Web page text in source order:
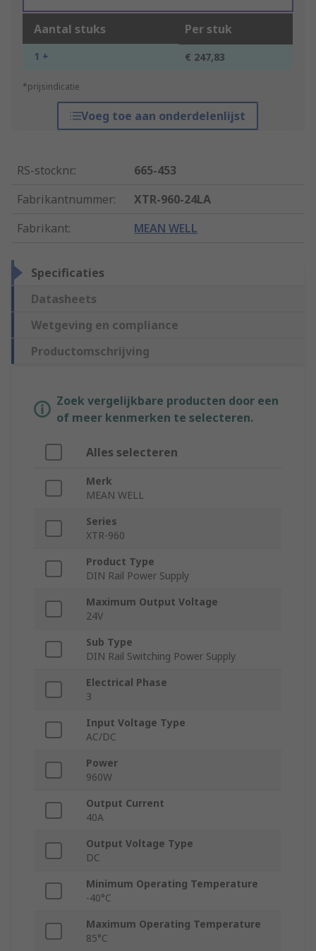
Aantal stuks Per stuk
1 + € 247,83
*prijsindicatie
Voeg toe aan onderdelenlijst
RS-stocknr.:
665-453
Fabrikantnummer:
XTR-960-24LA
Fabrikant: MEAN WELL
Specificaties
Datasheets
Wetgeving en compliance
Productomschrijving
Zoek vergelijkbare producten door een
of meer kenmerken te selecteren.
Alles selecteren
Merk
MEAN WELL
Series
XTR-960
Product Type
DIN Rail Power Supply
Maximum Output Voltage
24V
Sub Type
DIN Rail Switching Power Supply
Electrical Phase
3
Input Voltage Type
AC/DC
Power
960W
Output Current
40A
Output Voltage Type
DC
Minimum Operating Temperature
-40°C
Maximum Operating Temperature
85°C